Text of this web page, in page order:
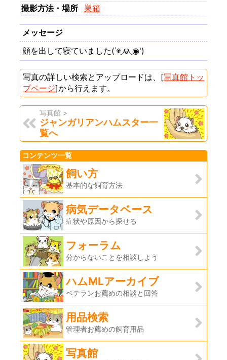
撮影方法・場所 巣箱
メッセージ
顔を出して寝ていました(΄◉◞౪◟◉‵)
写真の詳しい検索とアップロードは、[写真館トッ
プページ]から行えます。
写真館 >
ジャンガリアンハムスター一
覧へ
コンテンツ一覧
飼い方
基本的な飼育方法
病気データベース
症状や原因から探せる
フォーラム
分からないことを相談しよう
ハムMLアーカイブ
ベテランお薦めの相談と回答
用品検索
管理者お薦めの飼育用品
写真館